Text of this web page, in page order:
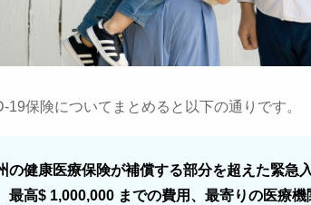
19保険についてまとめると以下の通りです。
の健康医療保険が補償する部分を超えた緊急
最高$ 1,000,000 までの費用、最寄りの医療